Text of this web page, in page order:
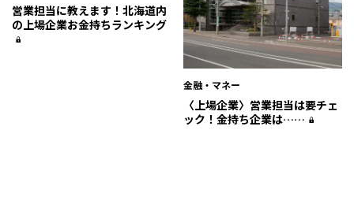
営業担当に教えます！北海道内
の上場企業お金持ちランキング
金融・マネー
〈上場企業〉営業担当は要チェ
ック！金持ち企業は……